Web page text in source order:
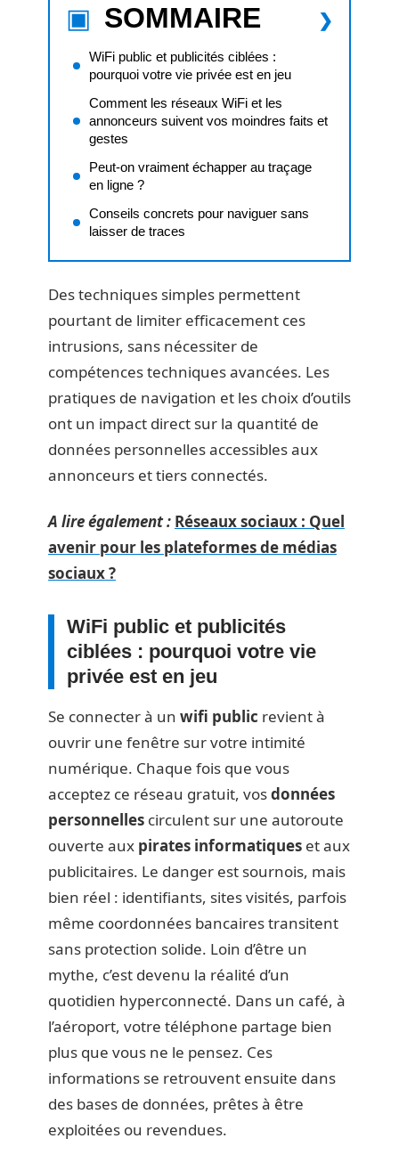
SOMMAIRE
WiFi public et publicités ciblées :
pourquoi votre vie privée est en jeu
Comment les réseaux WiFi et les
annonceurs suivent vos moindres faits et
gestes
Peut-on vraiment échapper au traçage
en ligne ?
Conseils concrets pour naviguer sans
laisser de traces
Des techniques simples permettent
pourtant de limiter efficacement ces
intrusions, sans nécessiter de
compétences techniques avancées. Les
pratiques de navigation et les choix d’outils
ont un impact direct sur la quantité de
données personnelles accessibles aux
annonceurs et tiers connectés.
A lire également : Réseaux sociaux : Quel
avenir pour les plateformes de médias
sociaux ?
WiFi public et publicités
ciblées : pourquoi votre vie
privée est en jeu
Se connecter à un wifi public revient à
ouvrir une fenêtre sur votre intimité
numérique. Chaque fois que vous
acceptez ce réseau gratuit, vosdonnées
personnelles circulent sur une autoroute
ouverte aux pirates informatiques et aux
publicitaires. Le danger est sournois, mais
bien réel : identifiants, sites visités, parfois
même coordonnées bancaires transitent
sans protection solide. Loin d’être un
mythe, c’est devenu la réalité d’un
quotidien hyperconnecté. Dans un café, à
l’aéroport, votre téléphone partage bien
plus que vous ne le pensez. Ces
informations se retrouvent ensuite dans
des bases de données, prêtes à être
exploitées ou revendues.